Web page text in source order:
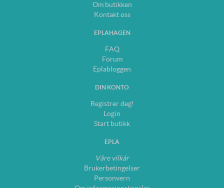
Om butikken
Kontakt oss
EPLAHAGEN
FAQ
Forum
Eplabloggen
DIN KONTO
Registrer deg!
Login
Start butikk
EPLA
Våre vilkår
Brukerbetingelser
Personvern